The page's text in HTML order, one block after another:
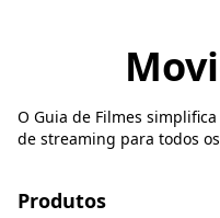
O Guia de Filmes
de streaming para todos
Produtos